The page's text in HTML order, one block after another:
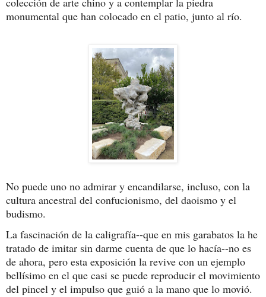
monumental que han colocado en el patio, junto al río.
No puede uno no admirar y encandilarse, incluso, con la
cultura ancestral del confucionismo, del daoismo y el
budismo.
La fascinación de la caligrafía--que en mis garabatos la he
tratado de imitar sin darme cuenta de que lo hacía--no es
de ahora, pero esta exposición la revive con un ejemplo
bellísimo en el que casi se puede reproducir el movimiento
del pincel y el impulso que guió a la mano que lo movió.